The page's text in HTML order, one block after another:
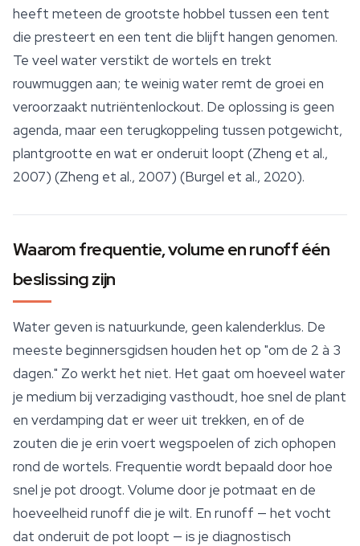
heeft meteen de grootste hobbel tussen een tent
die presteert en een tent die blijft hangen genomen.
Te veel water verstikt de wortels en trekt
rouwmuggen aan; te weinig water remt de groei en
veroorzaakt nutriëntenlockout. De oplossing is geen
agenda, maar een terugkoppeling tussen potgewicht,
plantgrootte en wat er onderuit loopt (Zheng et al.,
2007) (Zheng et al., 2007) (Burgel et al., 2020).
Waarom frequentie, volume en runoff één
beslissing zijn
Water geven is natuurkunde, geen kalenderklus. De
meeste beginnersgidsen houden het op "om de 2 à 3
dagen." Zo werkt het niet. Het gaat om hoeveel water
je medium bij verzadiging vasthoudt, hoe snel de plant
en verdamping dat er weer uit trekken, en of de
zouten die je erin voert wegspoelen of zich ophopen
rond de wortels. Frequentie wordt bepaald door hoe
snel je pot droogt. Volume door je potmaat en de
hoeveelheid runoff die je wilt. En runoff — het vocht
dat onderuit de pot loopt — is je diagnostisch